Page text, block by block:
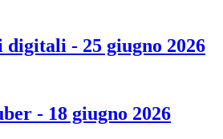
digitali - 25 giugno 2026
- 18 giugno 2026